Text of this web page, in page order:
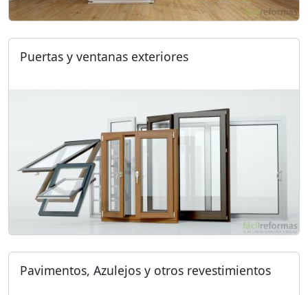
Puertas y ventanas exteriores
Pavimentos, Azulejos y otros revestimientos